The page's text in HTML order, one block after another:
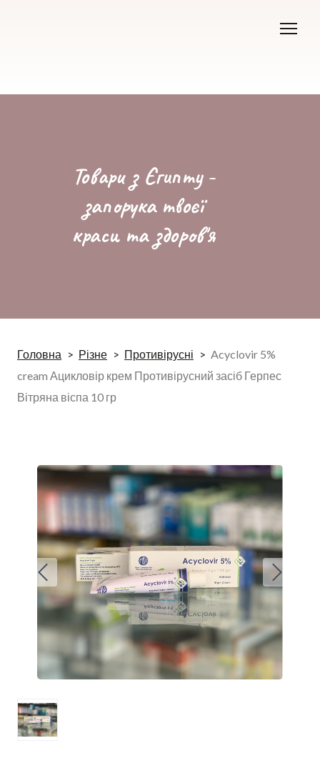
Товари з Єгипту -
запорука твоєї
краси та здоров'я
Головна Різне Противірусні
Acyclovir 5%
cream Ацикловір крем Противірусний засіб Герпес
Вітряна віспа 10 гр